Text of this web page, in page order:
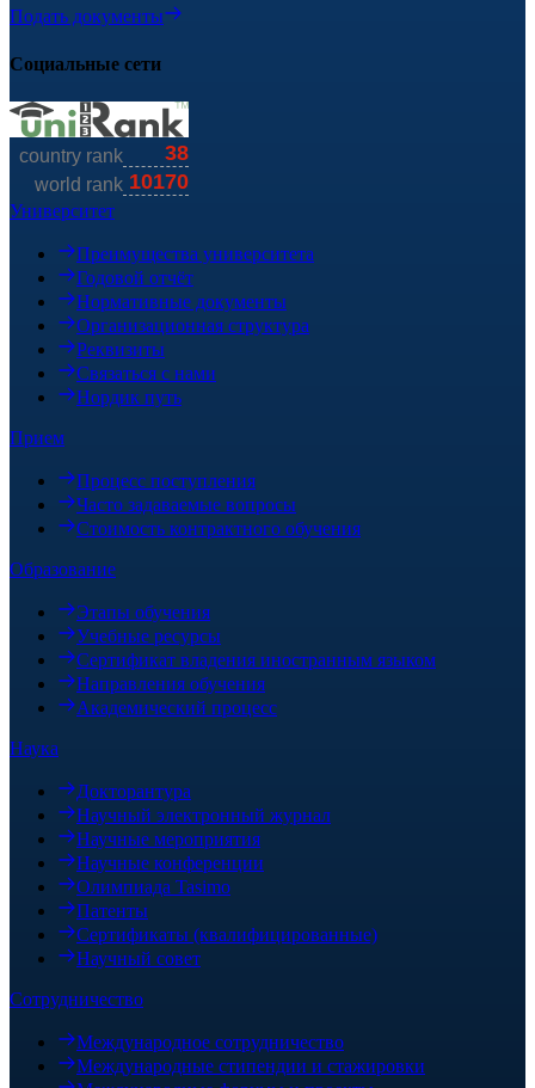
Подать документы
Социальные сети
Университет
Преимущества университета
Годовой отчёт
Нормативные документы
Организационная структура
Реквизиты
Связаться с нами
Нордик путь
Прием
Процесс поступления
Часто задаваемые вопросы
Стоимость контрактного обучения
Образование
Этапы обучения
Учебные ресурсы
Сертификат владения иностранным языком
Направления обучения
Академический процесс
Наука
Докторантура
Научный электронный журнал
Научные мероприятия
Научные конференции
Олимпиада Tasimo
Патенты
Сертификаты (квалифицированные)
Научный совет
Сотрудничество
Международное сотрудничество
Международные стипендии и стажировки